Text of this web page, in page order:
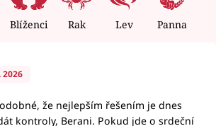
Blíženci Rak Lev Panna
2026
že nejlepším řešením je dnes
kontroly, Berani. Pokud jde o srdeční